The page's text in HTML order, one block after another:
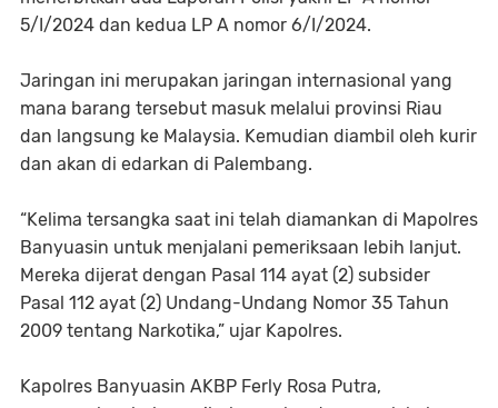
5/I/2024 dan kedua LP A nomor 6/I/2024.
Jaringan ini merupakan jaringan internasional yang
mana barang tersebut masuk melalui provinsi Riau
dan langsung ke Malaysia. Kemudian diambil oleh kurir
dan akan di edarkan di Palembang.
“Kelima tersangka saat ini telah diamankan di Mapolres
Banyuasin untuk menjalani pemeriksaan lebih lanjut.
Mereka dijerat dengan Pasal 114 ayat (2) subsider
Pasal 112 ayat (2) Undang-Undang Nomor 35 Tahun
2009 tentang Narkotika,” ujar Kapolres.
Kapolres Banyuasin AKBP Ferly Rosa Putra,